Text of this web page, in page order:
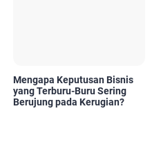
Mengapa Keputusan Bisnis
yang Terburu-Buru Sering
Berujung pada Kerugian?